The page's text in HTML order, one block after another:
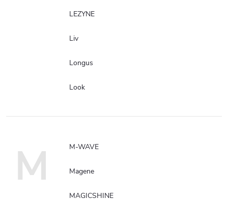
LEZYNE
Liv
Longus
Look
M M-WAVE
Magene
MAGICSHINE